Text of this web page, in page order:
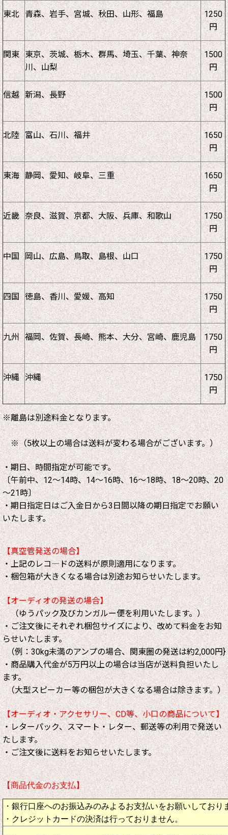
東北 青森、岩手、宮城、秋田、山形、福島
1250
円
関東 東京、茨城、栃木、群馬、埼玉、千葉、神奈
川、山梨
1500
円
信越 新潟、長野
1500
円
北陸 富山、石川、福井
1650
円
東海 静岡、愛知、岐阜、三重
1650
円
近畿 奈良、滋賀、京都、大阪、兵庫、和歌山
1750
円
中国 岡山、広島、鳥取、島根、山口
1750
円
四国 徳島、香川、愛媛、高知
1750
円
九州 福岡、佐賀、長崎、熊本、大分、宮崎、鹿児島
1750
円
沖縄 沖縄
1750
円
※離島は別途料金となります。
※（5枚以上の場合は送料が変わる場合がございます。）
・期日、時間指定が可能です。
〔午前中、12～14時、14～16時、16～18時、18～20時、20
～21時〕
・期日指定日はご入金日から3日間以降の期日指定でお願い
いたします。
【真空管発送の場合】
・上記のレコ―ドの送料が原則適用になります。
・梱包箱が大きくなる場合は別途お知らせいたします。
【オーディオの発送の場合】
（ゆうパック及びカンガルー便を利用いたします。）
・ご注文後にそれぞれ梱包サイズにより、改めて料金をお知
らせいたします。
（例：30kg未満のアンプの場合、関東圏の発送は約2,000円}
・商品購入代金が5万円以上の場合は当店が送料負担いたし
ます。
（大型スピーカー等の梱包が大きくなる場合は除きます。）
【オーディオ・アクセサリー、CD等、小口の商品について】
・レターパック、スマート・レター、郵送等の利用で発送い
たします。
・ご注文後に送料をお知らせいたします。
【商品代金のお支払】
・銀行口座へのお振込みのみよるお支払いをお願いしており
・クレジットカードの決済は行っておりません。